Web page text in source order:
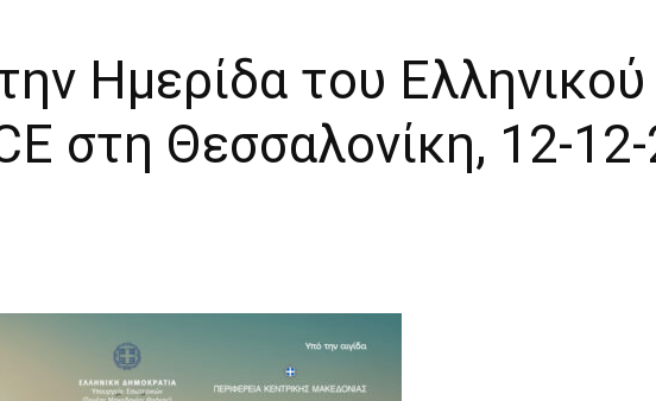
Ημερίδα του Ελληνικού
στη Θεσσαλονίκη, 12-